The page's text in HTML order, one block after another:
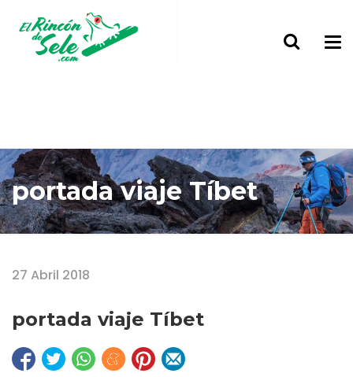
portada viaje Tíbet
27 Abril 2018
portada viaje Tíbet